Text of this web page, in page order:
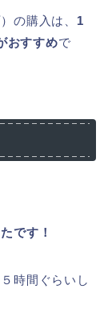
の購入は、 1
おすすめで
です！
時間ぐらいし